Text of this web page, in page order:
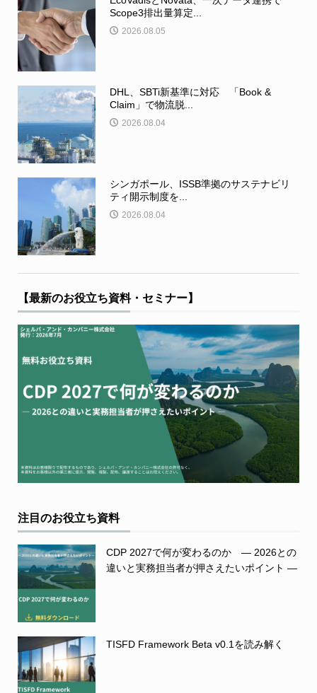
Scope3排出量算定...
2026.08.05
DHL、SBTi新基準に対応 「Book &
Claim」で物流脱...
2026.08.04
シンガポール、ISSB準拠のサステナビリ
ティ開示制度を...
2026.08.04
【最新のお役立ち資料・セミナー】
注目のお役立ち資料
CDP 2027で何が変わるのか ― 2026との
違いと実務担当者が押さえたいポイント ―
TISFD Framework Beta v0.1を読み解く